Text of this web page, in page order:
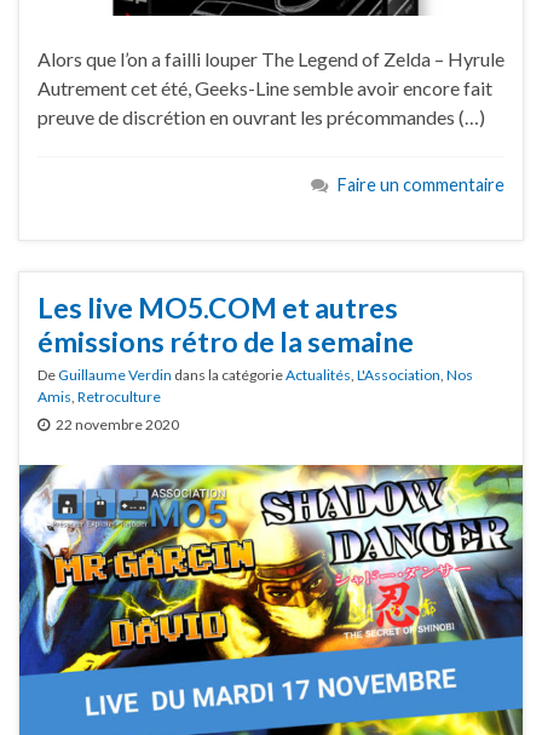
Alors que l’on a failli louper The Legend of Zelda – Hyrule
Autrement cet été, Geeks-Line semble avoir encore fait
preuve de discrétion en ouvrant les précommandes (…)
Faire un commentaire
Les live MO5.COM et autres
émissions rétro de la semaine
DeGuillaume Verdin dans la catégorieActualités L'Association Nos
Amis Retroculture
22 novembre 2020